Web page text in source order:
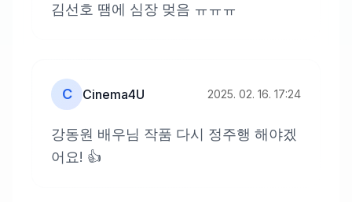
김선호 땜에 심장 멎음 ㅠㅠㅠ
C Cinema4U 2025. 02. 16. 17:24
강동원 배우님 작품 다시 정주행 해야겠
어요! 👍